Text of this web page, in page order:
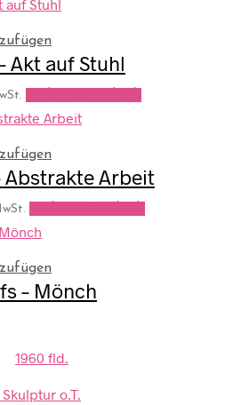
Akt auf Stuhl
Abstrakte Arbeit
– Mönch
1960 fld.